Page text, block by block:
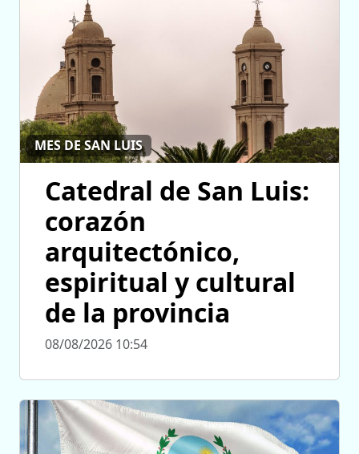
MES DE SAN LUIS
Catedral de San Luis:
corazón
arquitectónico,
espiritual y cultural
de la provincia
08/08/2026 10:54